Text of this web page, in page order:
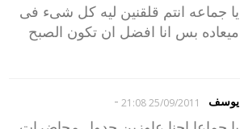
يا جماعه انتم قلقنين ليه كل شىء فى
ميعاده بس انا افضل ان تكون الصبح
يوسف 25/09/2011 21:08
-